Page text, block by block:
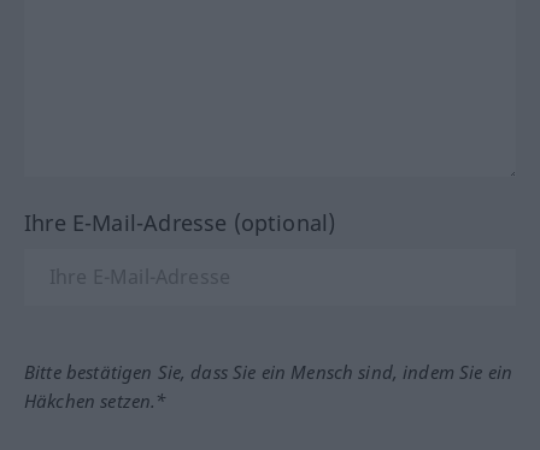
Ihre E-Mail-Adresse (optional)
Bitte bestätigen Sie, dass Sie ein Mensch sind, indem Sie ein
Häkchen setzen.*